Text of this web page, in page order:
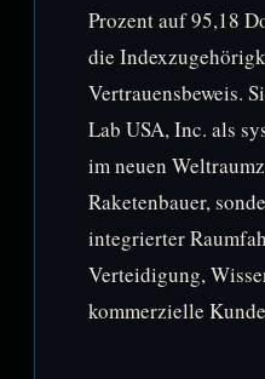
Prozent auf 95,18
die
Vertrauensbeweis.
Lab USA, Inc. als
im neuen
Raketenbauer,
integrierter
Verteidigung,
kommerzielle